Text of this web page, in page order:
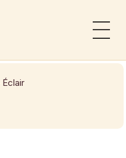
Éclair